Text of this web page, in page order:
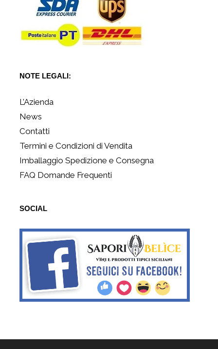
NOTE LEGALI:
L’Azienda
News
Contatti
Termini e Condizioni di Vendita
Imballaggio Spedizione e Consegna
FAQ Domande Frequenti
SOCIAL